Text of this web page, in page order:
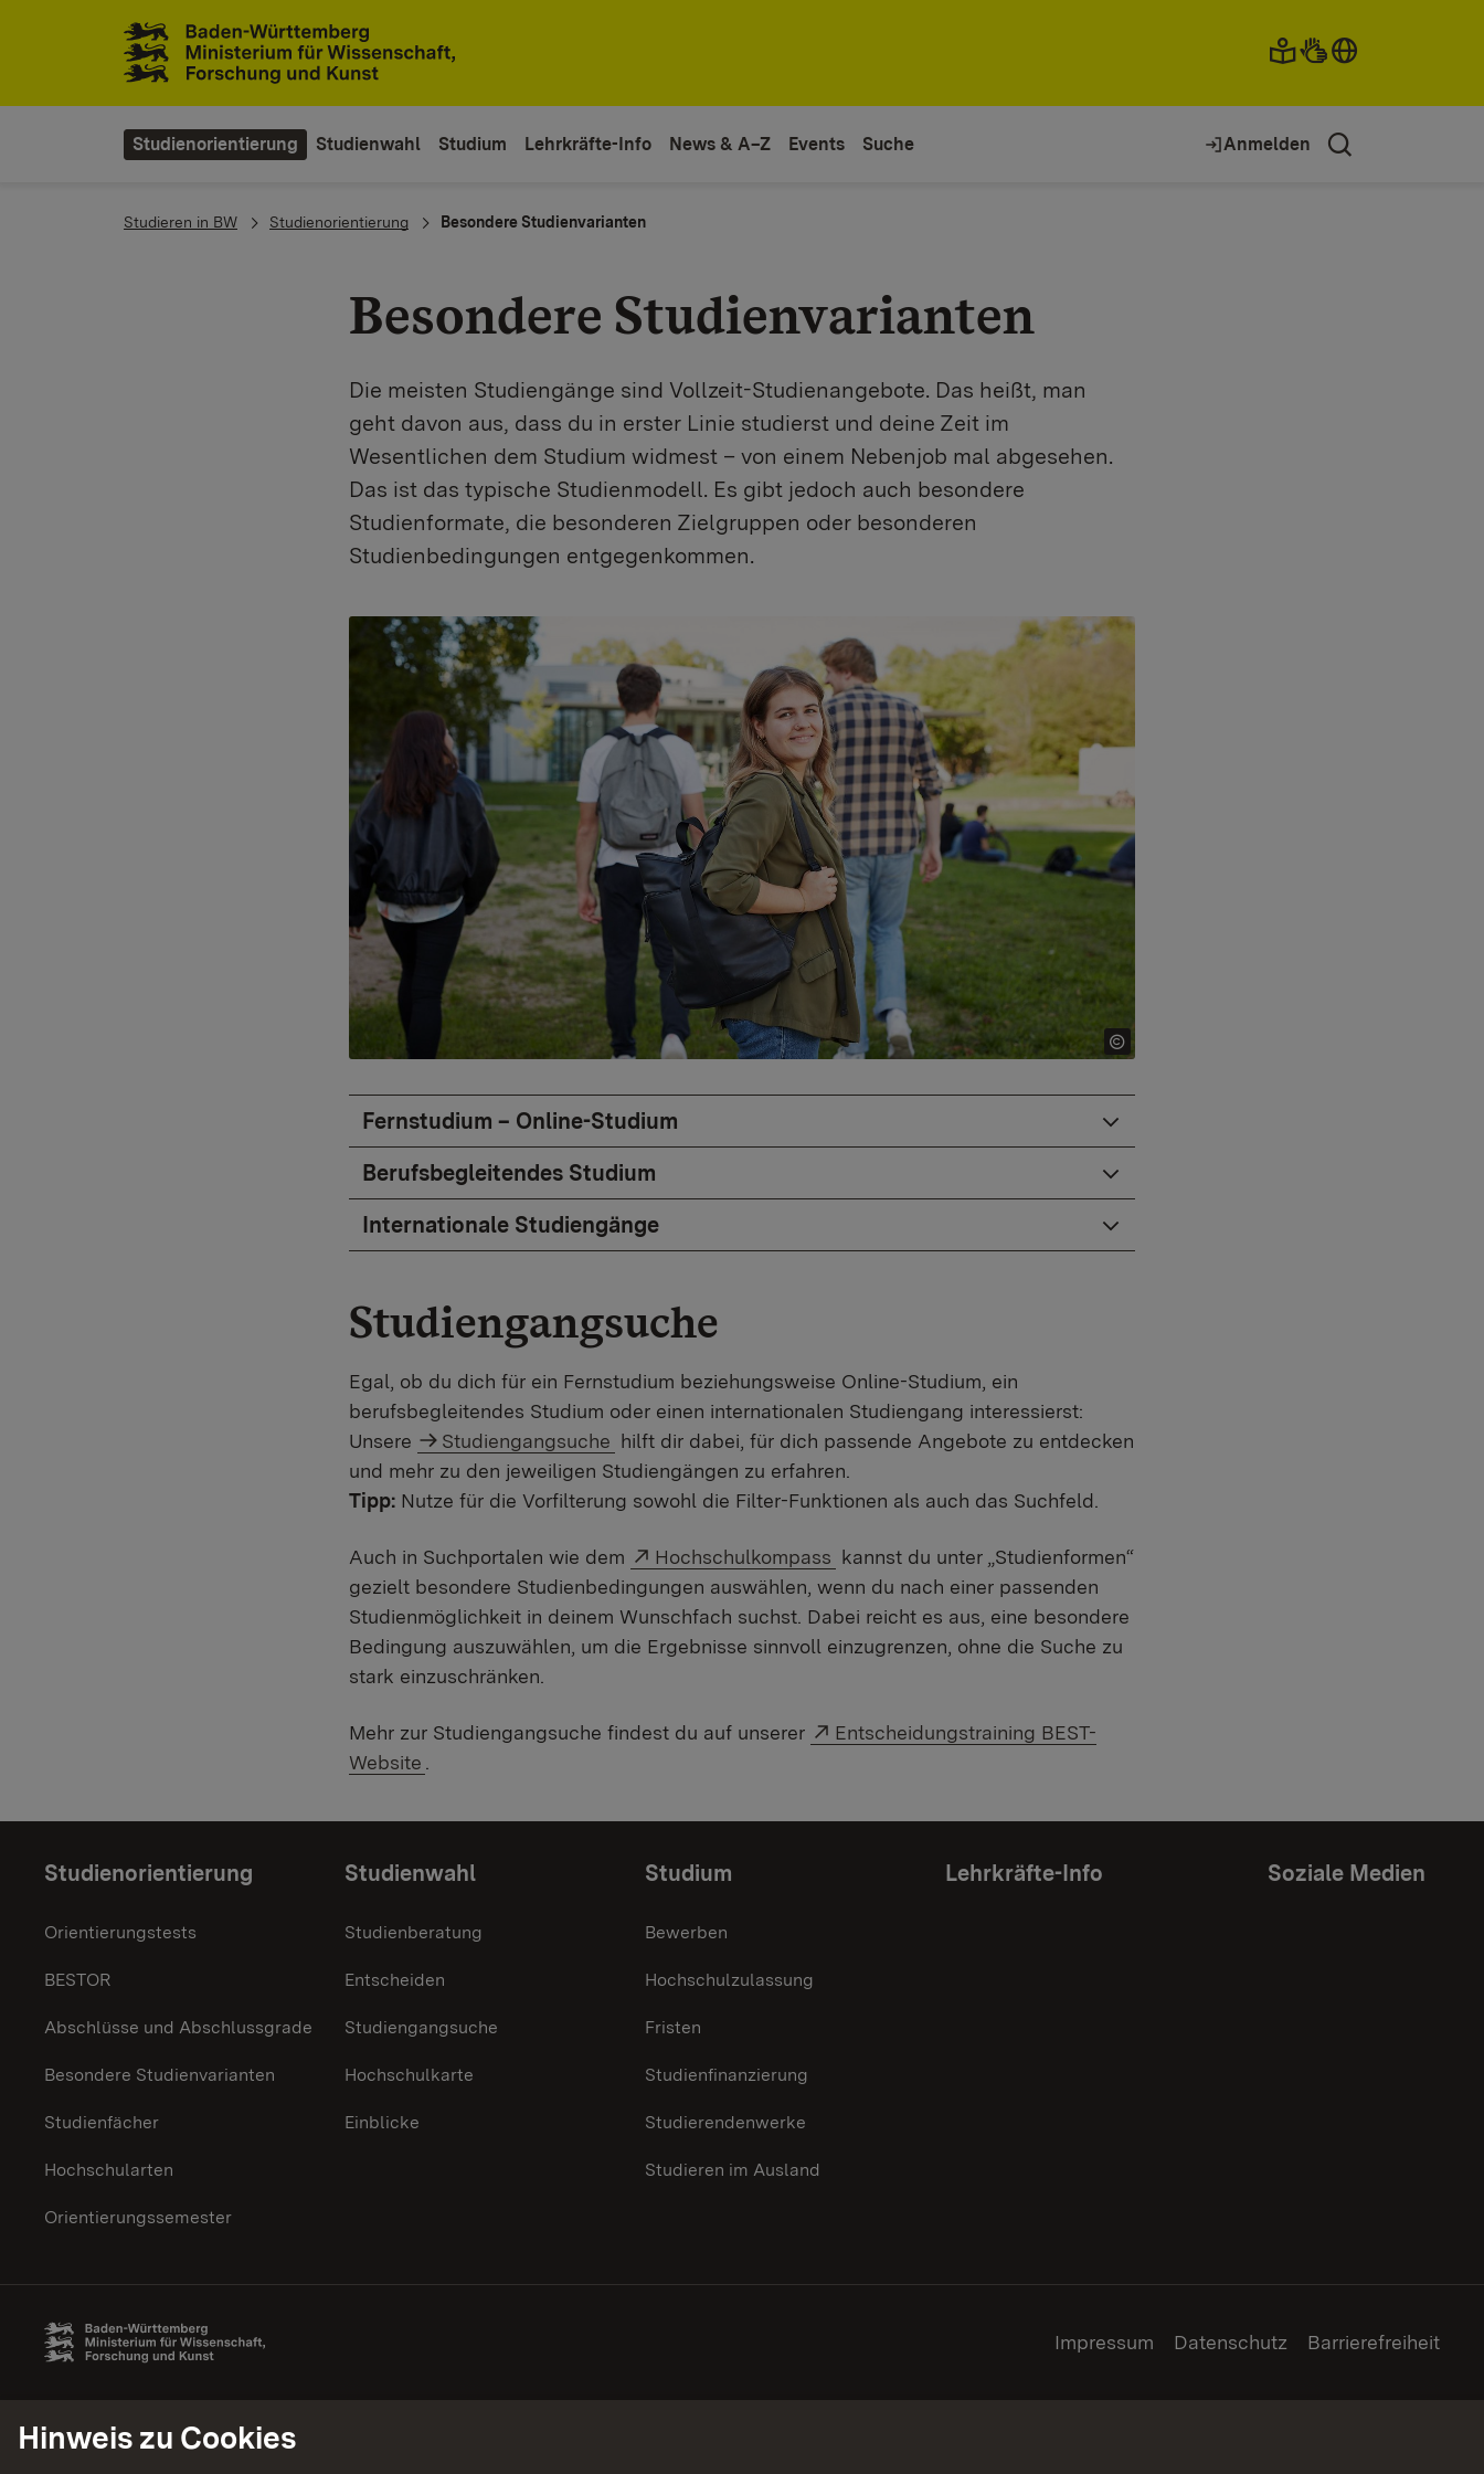
Studienorientierung Studienwahl Studium Lehrkräfte-Info News & A–Z Events Suche Anmelden
You are here:
Studieren in BW Studienorientierung Besondere Studienvarianten
Besondere Studienvarianten
Die meisten Studiengänge sind Vollzeit-Studienangebote. Das heißt, man
geht davon aus, dass du in erster Linie studierst und deine Zeit im
Wesentlichen dem Studium widmest – von einem Nebenjob mal abgesehen.
Das ist das typische Studienmodell. Es gibt jedoch auch besondere
Studienformate, die besonderen Zielgruppen oder besonderen
Studienbedingungen entgegenkommen.
Show larger version for:
Fernstudium – Online-Studium
Berufsbegleitendes Studium
Internationale Studiengänge
Studiengangsuche
Egal, ob du dich für ein Fernstudium beziehungsweise Online-Studium, ein
berufsbegleitendes Studium oder einen internationalen Studiengang interessierst:
Unsere
Studiengangsuche hilft dir dabei, für dich passende Angebote zu entdecken
und mehr zu den jeweiligen Studiengängen zu erfahren.
Tipp: Nutze für die Vorfilterung sowohl die Filter-Funktionen als auch das Suchfeld.
Auch in Suchportalen wie dem Externer Link:
Hochschulkompass kannst du unter „Studienformen“
gezielt besondere Studienbedingungen auswählen, wenn du nach einer passenden
Studienmöglichkeit in deinem Wunschfach suchst. Dabei reicht es aus, eine besondere
Bedingung auszuwählen, um die Ergebnisse sinnvoll einzugrenzen, ohne die Suche zu
stark einzuschränken.
Mehr zur Studiengangsuche findest du auf unserer Externer Link:
Entscheidungstraining BEST-
Website
Themenübersicht
Studienorientierung
Orientierungstests
BESTOR
Abschlüsse und Abschlussgrade
Besondere Studienvarianten
Studienfächer
Hochschularten
Orientierungssemester
Studienwahl
Studienberatung
Entscheiden
Studiengangsuche
Hochschulkarte
Einblicke
Studium
Bewerben
Hochschulzulassung
Fristen
Studienfinanzierung
Studierendenwerke
Studieren im Ausland
Lehrkräfte-Info Soziale Medien
Impressum Datenschutz Barrierefreiheit
Hinweis zu Cookies